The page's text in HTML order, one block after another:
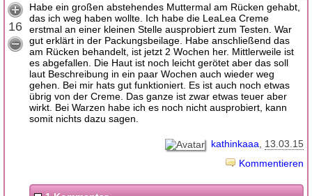
16
Habe ein großen abstehendes Muttermal am Rücken gehabt,
das ich weg haben wollte. Ich habe die LeaLea Creme
erstmal an einer kleinen Stelle ausprobiert zum Testen. War
gut erklärt in der Packungsbeilage. Habe anschließend das
am Rücken behandelt, ist jetzt 2 Wochen her. Mittlerweile ist
es abgefallen. Die Haut ist noch leicht gerötet aber das soll
laut Beschreibung in ein paar Wochen auch wieder weg
gehen. Bei mir hats gut funktioniert. Es ist auch noch etwas
übrig von der Creme. Das ganze ist zwar etwas teuer aber
wirkt. Bei Warzen habe ich es noch nicht ausprobiert, kann
somit nichts dazu sagen.
kathinkaaa
13.03.15
Kommentieren